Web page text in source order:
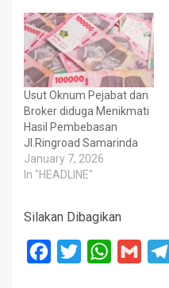
Usut Oknum Pejabat dan
Broker diduga Menikmati
Hasil Pembebasan
Jl.Ringroad Samarinda
January 7, 2026
In "HEADLINE"
Silakan Dibagikan
Facebook
Twitter WhatsApp
Gmail